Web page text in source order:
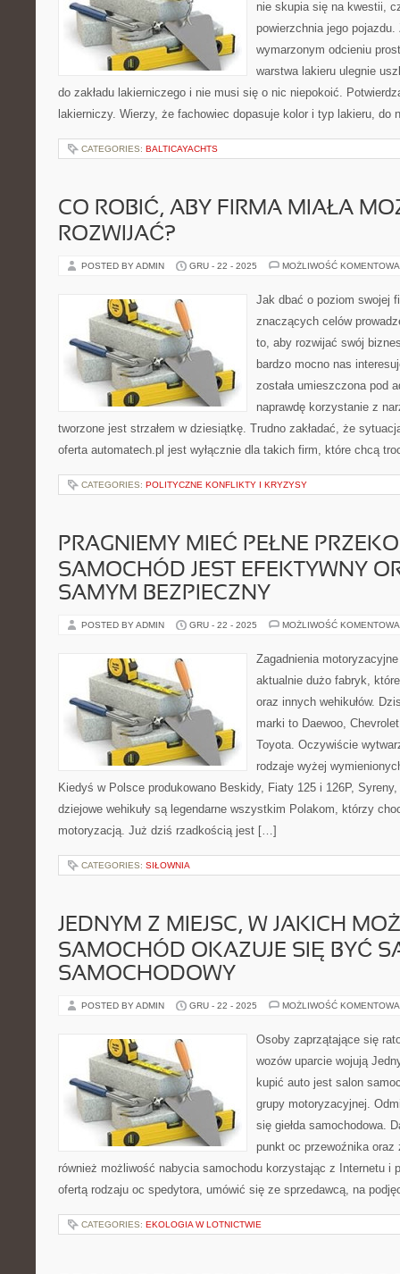
nie skupia się na kwestii,
powierzchnia jego pojazdu.
wymarzonym odcieniu
warstwa lakieru ulegnie
do zakładu lakierniczego i nie musi się o nic niepokoić.
lakierniczy. Wierzy, że fachowiec dopasuje kolor i typ lakieru, do
CATEGORIES: BALTICAYACHTS
CO ROBIĆ, ABY FIRMA MIAŁA
ROZWIJAĆ?
POSTED BY ADMIN GRU - 22 - 2025 MOŻLIWOŚĆ
Jak dbać o poziom swojej
znaczących celów
to, aby rozwijać swój
bardzo mocno nas
została umieszczona pod
naprawdę korzystanie z
tworzone jest strzałem w dziesiątkę. Trudno zakładać, że
oferta automatech.pl jest wyłącznie dla takich firm, które chcą
CATEGORIES: POLITYCZNE KONFLIKTY I KRYZYSY
PRAGNIEMY MIEĆ PEŁNE
SAMOCHÓD JEST EFEKTYWNY
SAMYM BEZPIECZNY
POSTED BY ADMIN GRU - 22 - 2025 MOŻLIWOŚĆ
Zagadnienia
aktualnie dużo fabryk,
oraz innych wehikułów.
marki to Daewoo,
Toyota. Oczywiście
rodzaje wyżej
Kiedyś w Polsce produkowano Beskidy, Fiaty 125 i 126P,
dziejowe wehikuły są legendarne wszystkim Polakom, którzy
motoryzacją. Już dziś rzadkością jest […]
CATEGORIES: SIŁOWNIA
JEDNYM Z MIEJSC, W JAKICH
SAMOCHÓD OKAZUJE SIĘ BYĆ
SAMOCHODOWY
POSTED BY ADMIN GRU - 22 - 2025 MOŻLIWOŚĆ
Osoby zaprzątające się
wozów uparcie wojują
kupić auto jest salon
grupy motoryzacyjnej.
się giełda samochodowa.
punkt oc przewoźnika
również możliwość nabycia samochodu korzystając z Internetu i
ofertą rodzaju oc spedytora, umówić się ze sprzedawcą, na
CATEGORIES: EKOLOGIA W LOTNICTWIE